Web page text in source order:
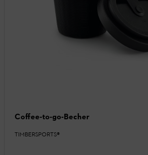
Coffee-to-go-Becher
TIMBERSPORTS®